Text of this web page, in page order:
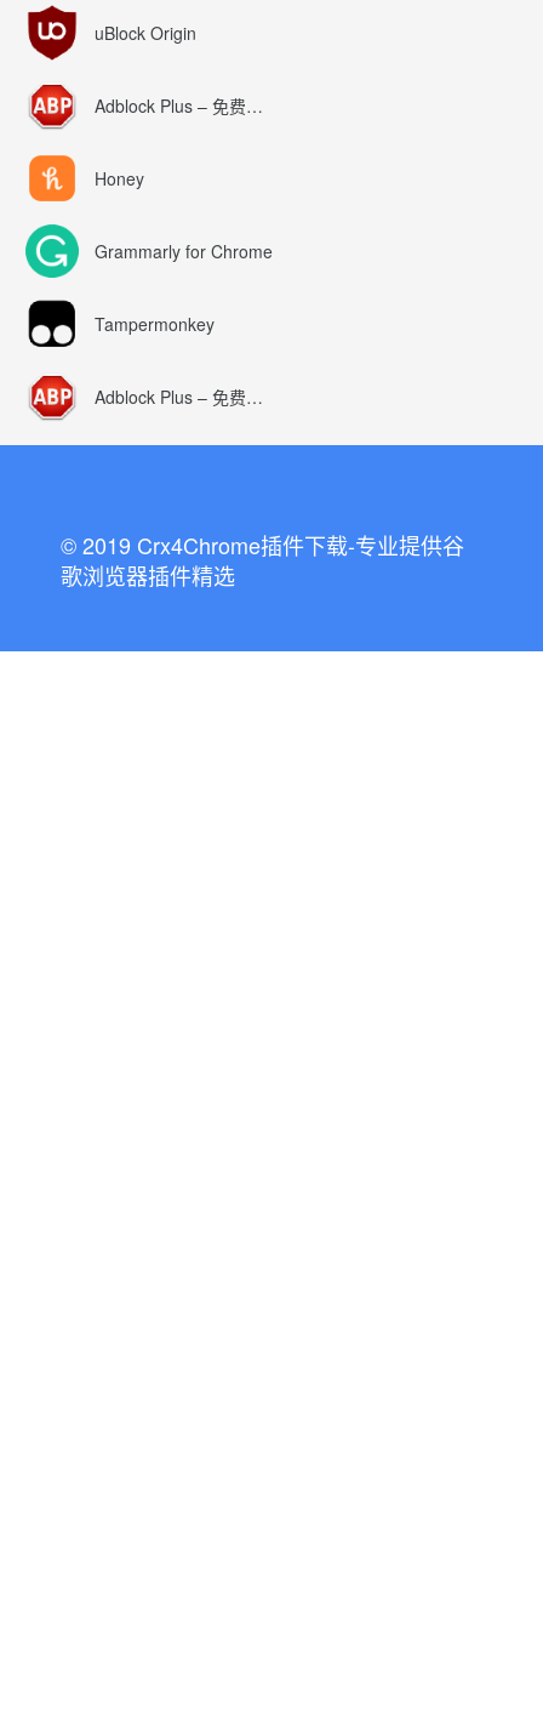
uBlock Origin
Adblock Plus – 免费的广告拦截器
Honey
Grammarly for Chrome
Tampermonkey
Adblock Plus – 免费的广告拦截器
© 2019 Crx4Chrome插件下载-专业提供谷
歌浏览器插件精选